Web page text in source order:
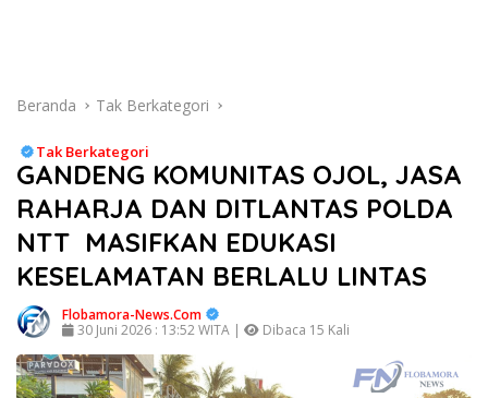
Beranda Tak Berkategori
Tak Berkategori
GANDENG KOMUNITAS OJOL, JASA
RAHARJA DAN DITLANTAS POLDA
NTT MASIFKAN EDUKASI
KESELAMATAN BERLALU LINTAS
Flobamora-News.Com
30 Juni 2026 : 13:52 WITA |
Dibaca 15 Kali